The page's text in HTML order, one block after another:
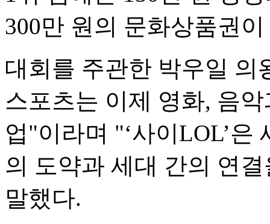
300만 원의 문화상품권
대회를 주관한 박우일 의
스포츠는 이제 영화, 음
업"이라며 "‘사이LOL’은
의 도약과 세대 간의 연
말했다.